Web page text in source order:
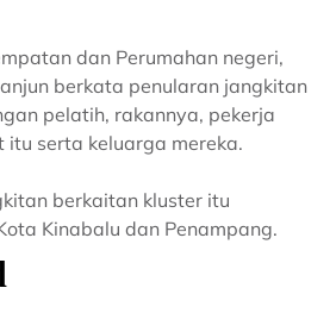
dan Perumahan negeri,
berkata penularan jangkitan
pelatih, rakannya, pekerja
serta keluarga mereka.
berkaitan kluster itu
Kinabalu dan Penampang.